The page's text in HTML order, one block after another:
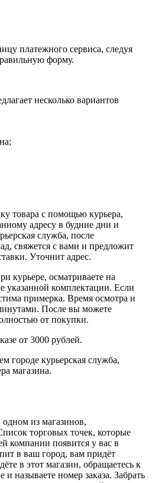
платежного сервиса, следуя
форму.
несколько вариантов
товара с помощью курьера,
адресу в будние дни и
служба, после
свяжется с вами и предложит
Уточнит адрес.
курьере, осматриваете на
указанной комплектации. Если
примерка. Время осмотра и
После вы можете
от покупки.
от 3000 рублей.
городе курьерская служба,
магазина.
из магазинов,
торговых точек, которые
компании появится у вас в
в ваш город, вам придёт
в этот магазин, обращаетесь к
и называете номер заказа. Забрать